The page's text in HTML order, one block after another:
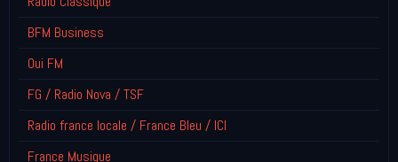
BFM Business
Oui FM
FG / Radio Nova / TSF
Radio france locale / France Bleu / ICI
France Musique